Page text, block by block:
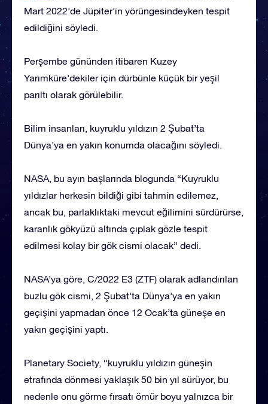
Mart 2022’de Jüpiter’in yörüngesindeyken tespit
edildiğini söyledi.
Perşembe gününden itibaren Kuzey
Yarımküre’dekiler için dürbünle küçük bir yeşil
parıltı olarak görülebilir.
Bilim insanları, kuyruklu yıldızın 2 Şubat’ta
Dünya’ya en yakın konumda olacağını söyledi.
NASA, bu ayın başlarında blogunda “Kuyruklu
yıldızlar herkesin bildiği gibi tahmin edilemez,
ancak bu, parlaklıktaki mevcut eğilimini sürdürürse,
karanlık gökyüzü altında çıplak gözle tespit
edilmesi kolay bir gök cismi olacak” dedi.
NASA’ya göre, C/2022 E3 (ZTF) olarak adlandırılan
buzlu gök cismi, 2 Şubat’ta Dünya’ya en yakın
geçişini yapmadan önce 12 Ocak’ta güneşe en
yakın geçişini yaptı.
Planetary Society, “kuyruklu yıldızın güneşin
etrafında dönmesi yaklaşık 50 bin yıl sürüyor, bu
nedenle onu görme fırsatı ömür boyu yalnızca bir